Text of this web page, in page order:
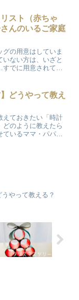
い。スト（赤ちゃ
んのいるご家庭
の用意はしていま
ない方は、いざと
でに用意されてい
どうやって教え
えておきたい「時計
どのように教えたら
いるママ・パパも
うやって教える？